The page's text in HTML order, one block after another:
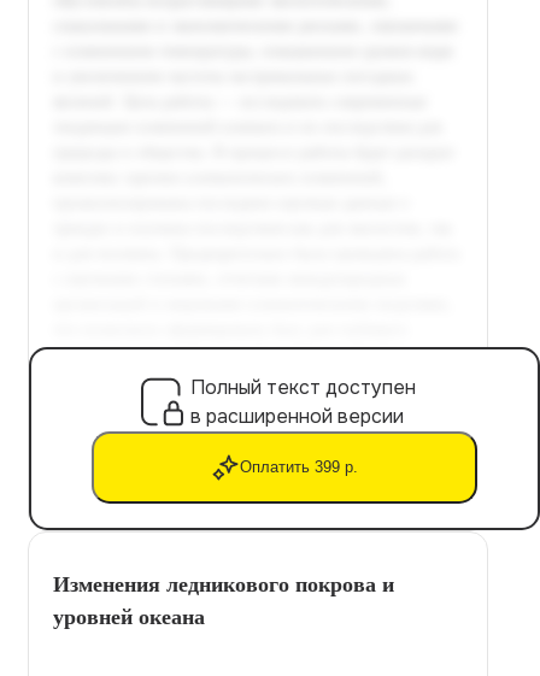
Полный текст доступен
в расширенной версии
Оплатить 399 р.
Изменения ледникового покрова и
уровней океана